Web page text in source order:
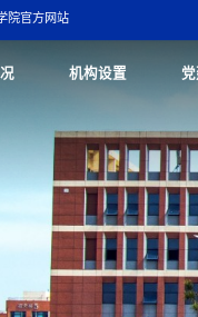
院官方网站
机构设置